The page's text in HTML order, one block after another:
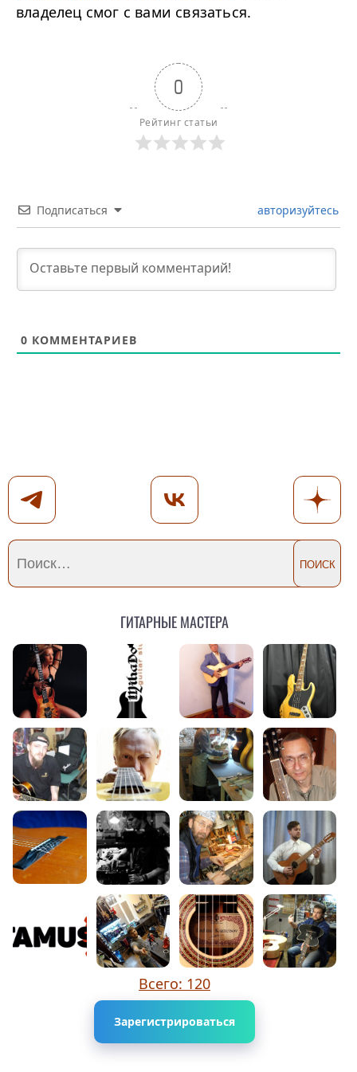
владелец смог с вами связаться.
0
Рейтинг статьи
Подписаться авторизуйтесь
0 КОММЕНТАРИЕВ
Гитарные мастера
Всего: 120
Зарегистрироваться